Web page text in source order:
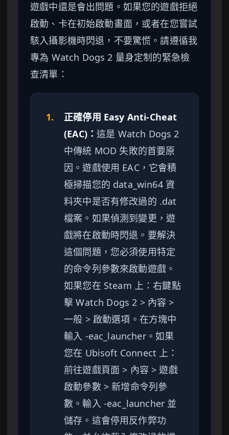
遊戲中還是會出問題。如果您的遊戲拒絕
啟動、卡在初始啟動畫面，或者在您嘗試
駭入攝影機時閃退，不要驚慌。請遵循我
專為 Watch Dogs 2 量身定制的緊急檢
查清單：
1.
正確停用 Easy Anti-Cheat
(EAC)：這是 Watch Dogs 2
中傳統 MOD 失敗的首要原
因。遊戲使用 EAC，它會積
極掃描您的 data_win64 資
料夾中是否有修改過的 .dat
檔案。如果偵測到變更，遊
戲將在啟動時閃退。要解決
這個問題，您必須使用特定
的命令列參數來啟動遊戲。
如果您在 Steam 上：右鍵點
擊 Watch Dogs 2 > 內容 >
一般 > 啟動選項。在方塊中
輸入 -eac_launcher。如果
您在 Ubisoft Connect 上：
前往遊戲頁面 > 內容 > 遊戲
啟動參數 > 新增命令列參
數。輸入 -eac_launcher 並
儲存。這會停用反作弊功